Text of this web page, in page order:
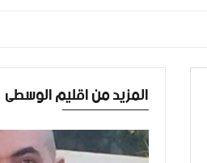
المزيد من اقليم الوسطى